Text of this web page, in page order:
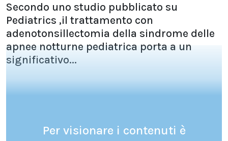
Secondo uno studio pubblicato su
Pediatrics ,il trattamento con
adenotonsillectomia della sindrome delle
apnee notturne pediatrica porta a un
significativo...
Per visionare i contenuti è